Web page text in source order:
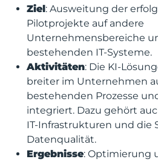
Ziel: Ausweitung der
Pilotprojekte auf andere
Unternehmensbereiche
bestehenden IT-Systeme.
Aktivitäten: Die KI-
breiter im Unternehmen
bestehenden Prozesse
integriert. Dazu gehört
IT-Infrastrukturen und die
Datenqualität.
Ergebnisse: Optimierung